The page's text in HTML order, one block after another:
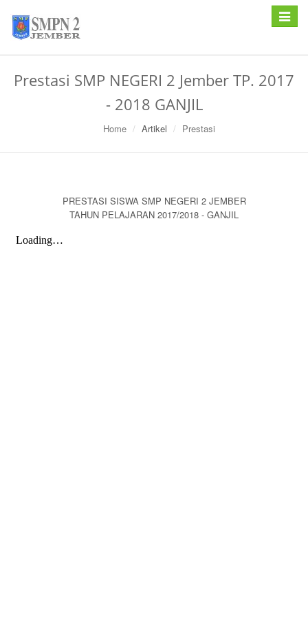
Toggle
Prestasi SMP NEGERI 2 Jember TP. 2017
- 2018 GANJIL
Home Artikel Prestasi
PRESTASI SISWA SMP NEGERI 2 JEMBER
TAHUN PELAJARAN 2017/2018 - GANJIL